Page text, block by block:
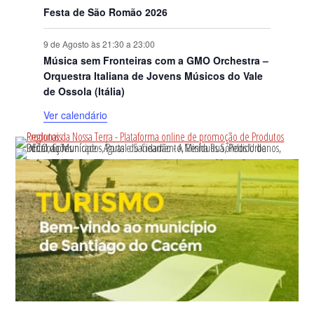
Festa de São Romão 2026
9 de Agosto às 21:30 a 23:00
Música sem Fronteiras com a GMO Orchestra –
Orquestra Italiana de Jovens Músicos do Vale
de Ossola (Itália)
Ver calendário